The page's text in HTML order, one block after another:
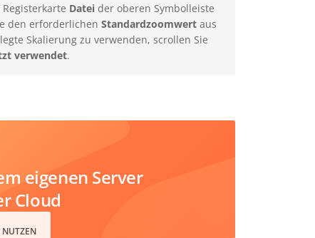
Datei der oberen Symbolleiste
den erforderlichen Standardzoomwert aus
Skalierung zu verwenden, scrollen Sie
verwendet.
eigenen Server
Cloud